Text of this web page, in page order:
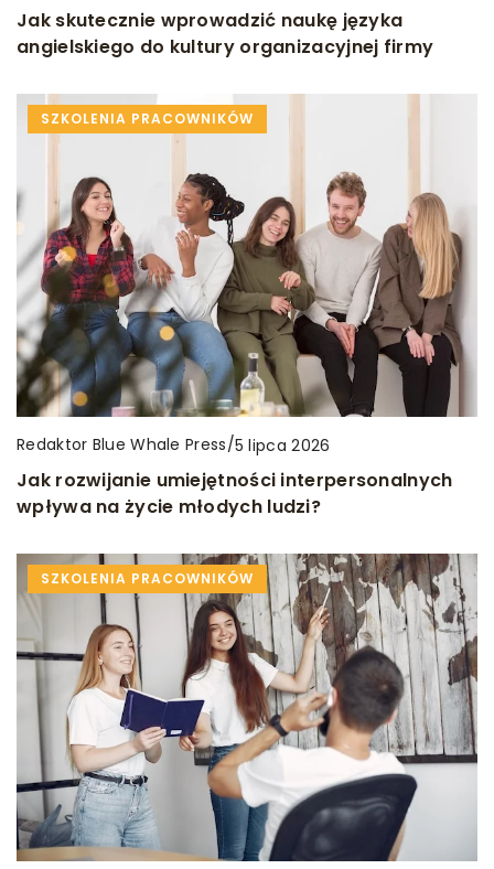
Jak skutecznie wprowadzić naukę języka
angielskiego do kultury organizacyjnej firmy
SZKOLENIA PRACOWNIKÓW
Redaktor Blue Whale Press/5 lipca 2026
Jak rozwijanie umiejętności interpersonalnych
wpływa na życie młodych ludzi?
SZKOLENIA PRACOWNIKÓW